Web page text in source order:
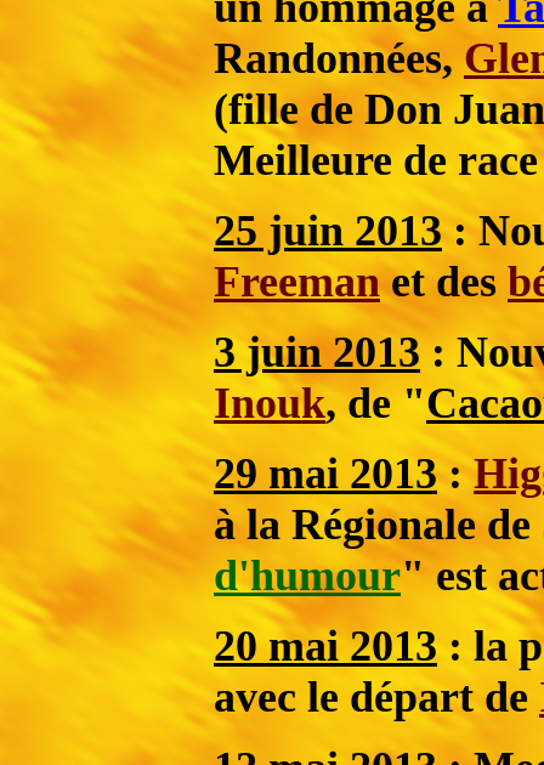
Randonnées,
(fille de Don
Meilleure de
25 juin 2013:
Freemanet des
3 juin 2013 :
Inouk,de "
29 mai 2013:
à la Régionale
d'humour" est
20 mai 2013 : la
avec le départ de